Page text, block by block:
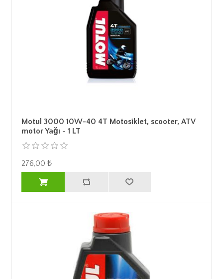
Motul 3000 10W-40 4T Motosiklet, scooter, ATV
motor Yağı - 1 LT
276,00 ₺